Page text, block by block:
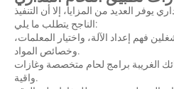
يوفر العديد من المزايا، إلا أن التنفيذ
الناجح يتطلب ما يلي:
فهم إعداد الآلة، واختيار المعلمات،
وخصائص المواد.
الغريبة برامج لحام متخصصة وغازات
واقية.